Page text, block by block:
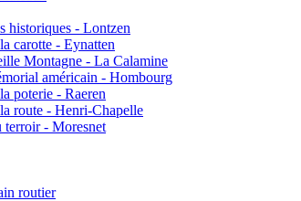
historiques - Lontzen
carotte - Eynatten
Montagne - La Calamine
américain - Hombourg
poterie - Raeren
route - Henri-Chapelle
terroir - Moresnet
routier